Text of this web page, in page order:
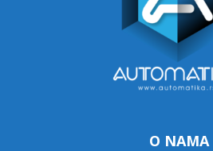
O NAMA